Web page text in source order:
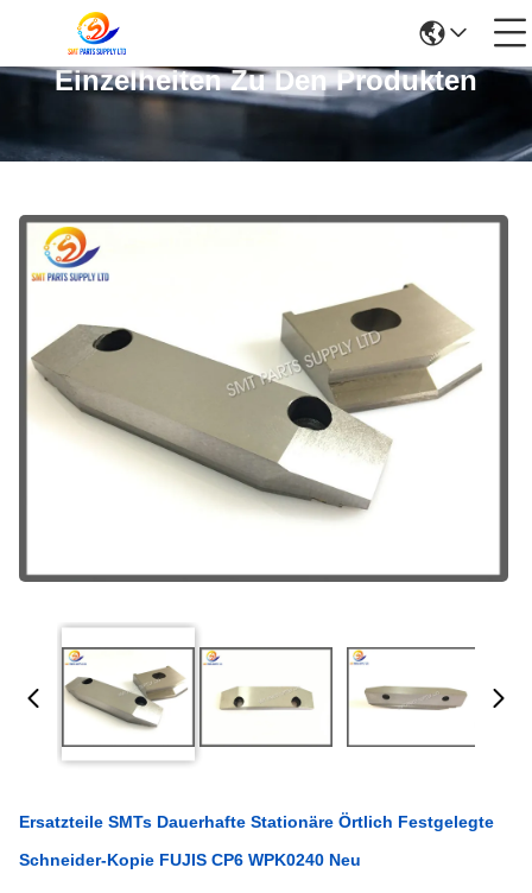
Einzelheiten Zu Den Produkten
Ersatzteile SMTs Dauerhafte Stationäre Örtlich Festgelegte
Schneider-Kopie FUJIS CP6 WPK0240 Neu